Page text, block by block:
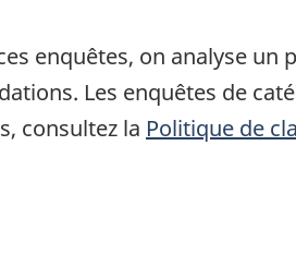
enquêtes, on analyse
Les enquêtes de
consultez la Politique de